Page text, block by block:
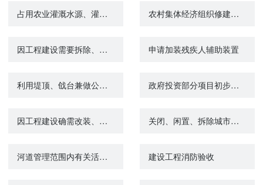
占用农业灌溉水源、灌排工程设施审批 农村集体经济组织修建水库审批
因工程建设需要拆除、移动城镇排水与污水处理设施方案审核 申请加装残疾人辅助装置
利用堤顶、戗台兼做公路审批 政府投资部分项目初步设计审批
因工程建设确需改装、拆除或者迁移城市公共供水设施审核 关闭、闲置、拆除城市环卫设施许可
河道管理范围内有关活动（不含河道采砂）审批 建设工程消防验收